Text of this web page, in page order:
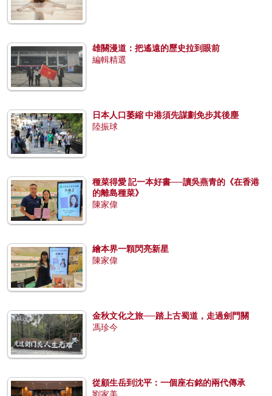
雄關漫道：把遙遠的歷史拉到眼前
編輯精選
日本人口萎縮 中港須先謀劃免步其後塵
陸振球
種菜得愛 記一本好書──讀吳燕青的《在香港
的離島種菜》
陳家偉
繪本界一顆閃亮新星
陳家偉
金秋文化之旅──踏上古蜀道，走過劍門關
馮珍今
從顧生岳到沈平：一個座右銘的兩代傳承